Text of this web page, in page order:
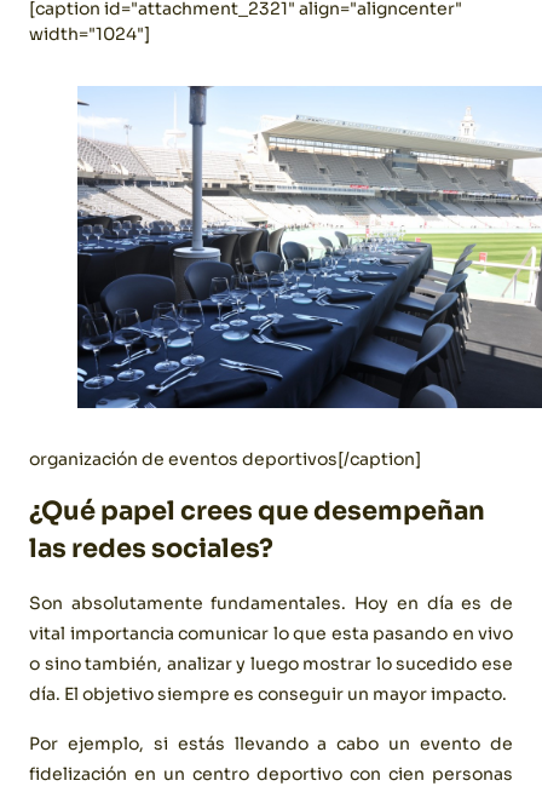
[caption id="attachment_2321" align="aligncenter"
width="1024"]
organización de eventos deportivos[/caption]
¿Qué papel crees que desempeñan
las redes sociales?
Son absolutamente fundamentales. Hoy en día es de
vital importancia comunicar lo que esta pasando en vivo
o sino también, analizar y luego mostrar lo sucedido ese
día. El objetivo siempre es conseguir un mayor impacto.
Por ejemplo, si estás llevando a cabo un evento de
fidelización en un centro deportivo con cien personas